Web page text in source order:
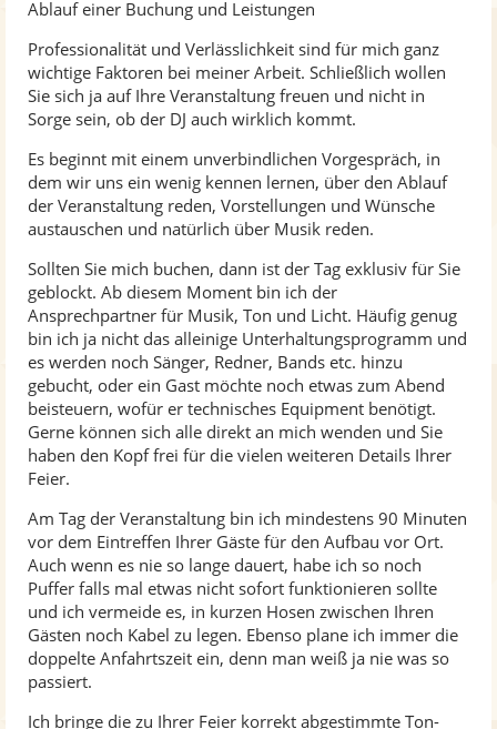
Ablauf einer Buchung und Leistungen
Professionalität und Verlässlichkeit sind für mich ganz
wichtige Faktoren bei meiner Arbeit. Schließlich wollen
Sie sich ja auf Ihre Veranstaltung freuen und nicht in
Sorge sein, ob der DJ auch wirklich kommt.
Es beginnt mit einem unverbindlichen Vorgespräch, in
dem wir uns ein wenig kennen lernen, über den Ablauf
der Veranstaltung reden, Vorstellungen und Wünsche
austauschen und natürlich über Musik reden.
Sollten Sie mich buchen, dann ist der Tag exklusiv für Sie
geblockt. Ab diesem Moment bin ich der
Ansprechpartner für Musik, Ton und Licht. Häufig genug
bin ich ja nicht das alleinige Unterhaltungsprogramm und
es werden noch Sänger, Redner, Bands etc. hinzu
gebucht, oder ein Gast möchte noch etwas zum Abend
beisteuern, wofür er technisches Equipment benötigt.
Gerne können sich alle direkt an mich wenden und Sie
haben den Kopf frei für die vielen weiteren Details Ihrer
Feier.
Am Tag der Veranstaltung bin ich mindestens 90 Minuten
vor dem Eintreffen Ihrer Gäste für den Aufbau vor Ort.
Auch wenn es nie so lange dauert, habe ich so noch
Puffer falls mal etwas nicht sofort funktionieren sollte
und ich vermeide es, in kurzen Hosen zwischen Ihren
Gästen noch Kabel zu legen. Ebenso plane ich immer die
doppelte Anfahrtszeit ein, denn man weiß ja nie was so
passiert.
Ich bringe die zu Ihrer Feier korrekt abgestimmte Ton-